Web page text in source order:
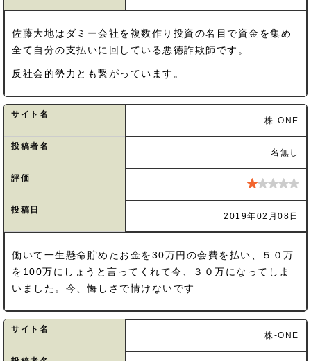
佐藤大地はダミー会社を複数作り投資の名目で資金を集め
全て自分の支払いに回している悪徳詐欺師です。
反社会的勢力とも繋がっています。
サイト名
株-ONE
投稿者名
名無し
評価
投稿日
2019年02月08日
働いて一生懸命貯めたお金を30万円の会費を払い、５０万
を100万にしょうと言ってくれて今、３０万になってしま
いました。今、悔しさで情けないです
サイト名
株-ONE